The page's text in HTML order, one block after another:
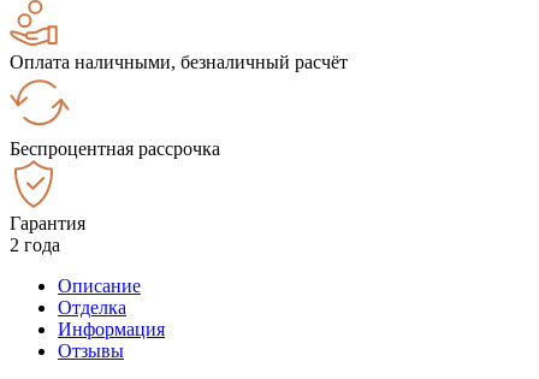
Оплата наличными, безналичный расчёт
Беспроцентная рассрочка
Гарантия
2 года
Описание
Отделка
Информация
Отзывы